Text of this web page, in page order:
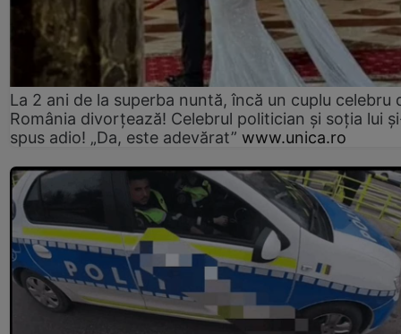
La 2 ani de la superba nuntă, încă un cuplu celebru
România divorțează! Celebrul politician și soția lui
spus adio! „Da, este adevărat” www.unica.ro